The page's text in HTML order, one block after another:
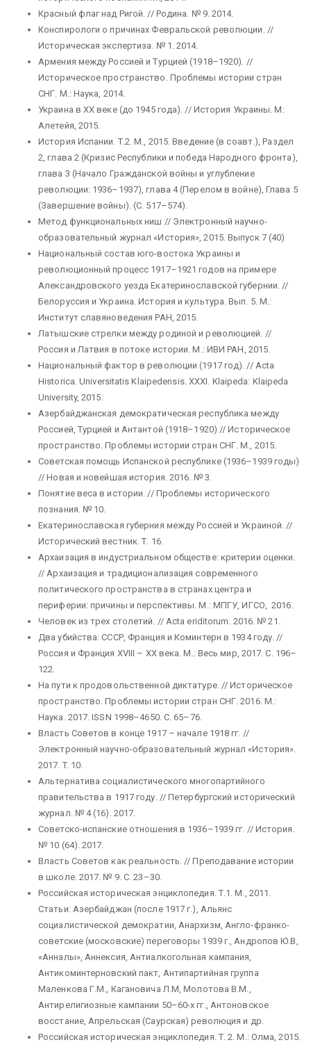
Красный флаг над Ригой. // Родина. № 9. 2014.
Конспирологи о причинах Февральской революции. //
Историческая экспертиза. № 1. 2014.
Армения между Россией и Турцией (1918–1920). //
Историческое пространство. Проблемы истории стран
СНГ. М.: Наука, 2014.
Украина в ХХ веке (до 1945 года). // История Украины. М:
Алетейя, 2015.
История Испании. Т.2. М., 2015. Введение (в соавт.), Раздел
2, глава 2 (Кризис Республики и победа Народного фронта),
глава 3 (Начало Гражданской войны и углубление
революции: 1936–1937), глава 4 (Перелом в войне), Глава 5
(Завершение войны). (С. 517–574).
Метод функциональных ниш // Электронный научно-
образовательный журнал «История», 2015. Выпуск 7 (40)
Национальный состав юго-востока Украины и
революционный процесс 1917–1921 годов на примере
Александровского уезда Екатеринославской губернии. //
Белоруссия и Украина. История и культура. Вып. 5. М.:
Институт славяноведения РАН, 2015.
Латышские стрелки между родиной и революцией. //
Россия и Латвия в потоке истории. М.: ИВИ РАН, 2015.
Национальный фактор в революции (1917 год). // Acta
Historica. Universitatis Klaipedensis. XXXI. Klaipeda: Klaipeda
University, 2015.
Азербайджанская демократическая республика между
Россией, Турцией и Антантой (1918–1920) // Историческое
пространство. Проблемы истории стран СНГ. М., 2015.
Советская помощь Испанской республике (1936–1939 годы)
// Новая и новейшая история. 2016. № 3.
Понятие веса в истории. // Проблемы исторического
познания. № 10.
Екатеринославская губерния между Россией и Украиной. //
Исторический вестник. Т. 16.
Архаизация в индустриальном обществе: критерии оценки.
// Архаизация и традиционализация современного
политического пространства в странах центра и
периферии: причины и перспективы. М.: МПГУ, ИГСО, 2016.
Человек из трех столетий. // Acta eriditorum. 2016. № 21.
Два убийства: СССР, Франция и Коминтерн в 1934 году. //
Россия и Франция XVIII – XX века. М.: Весь мир, 2017. С. 196–
122.
На пути к продовольственной диктатуре. // Историческое
пространство. Проблемы истории стран СНГ. 2016. М.:
Наука. 2017. ISSN 1998–4650. С. 65–76.
Власть Советов в конце 1917 – начале 1918 гг. //
Электронный научно-образовательный журнал «История».
2017. T. 10.
Альтернатива социалистического многопартийного
правительства в 1917 году. // Петербургский исторический
журнал. № 4 (16). 2017.
Советско-испанские отношения в 1936–1939 гг. // История.
№ 10 (64). 2017.
Власть Советов как реальность. // Преподавание истории
в школе. 2017. № 9. С. 23–30.
Российская историческая энциклопедия. Т.1. М., 2011.
Статьи: Азербайджан (после 1917 г.), Альянс
социалистической демократии, Анархизм, Англо-франко-
советские (московские) переговоры 1939 г., Андропов Ю.В,
«Анналы», Аннексия, Антиалкогольная кампания,
Антикоминтерновский пакт, Антипартийная группа
Маленкова Г.М., Кагановича Л.М, Молотова В.М.,
Антирелигиозные кампании 50–60-х гг., Антоновское
восстание, Апрельская (Саурская) революция и др.
Российская историческая энциклопедия. Т. 2. М.: Олма, 2015.